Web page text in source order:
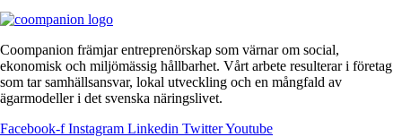
Coompanion främjar entreprenörskap som värnar om social,
ekonomisk och miljömässig hållbarhet. Vårt arbete resulterar i företag
som tar samhällsansvar, lokal utveckling och en mångfald av
ägarmodeller i det svenska näringslivet.
Facebook-f Instagram Linkedin TwitterYoutube